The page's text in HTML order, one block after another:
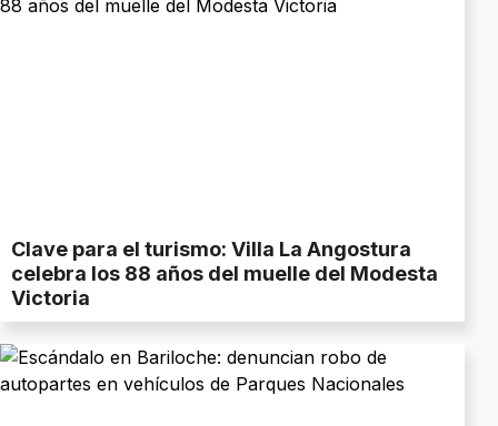
Clave para el turismo: Villa La Angostura
celebra los 88 años del muelle del Modesta
Victoria